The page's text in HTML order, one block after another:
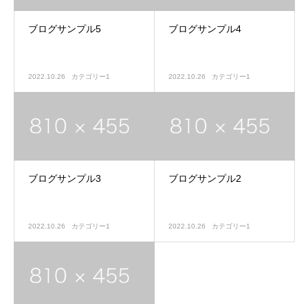
ブログサンプル5
2022.10.26 カテゴリー1
ブログサンプル4
2022.10.26 カテゴリー1
ブログサンプル3
2022.10.26 カテゴリー1
ブログサンプル2
2022.10.26 カテゴリー1